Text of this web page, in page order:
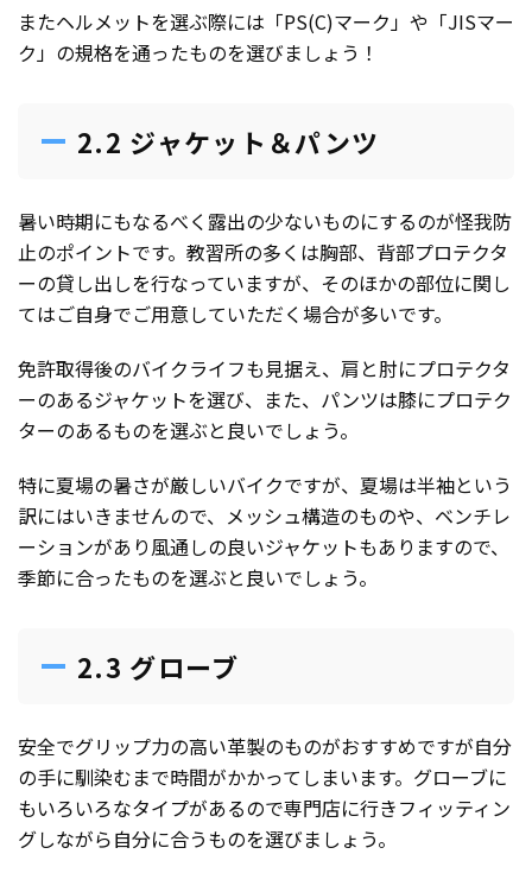
またヘルメットを選ぶ際には「PS(C)マーク」や「JISマー
ク」の規格を通ったものを選びましょう！
2.2 ジャケット＆パンツ
暑い時期にもなるべく露出の少ないものにするのが怪我防
止のポイントです。教習所の多くは胸部、背部プロテクタ
ーの貸し出しを行なっていますが、そのほかの部位に関し
てはご自身でご用意していただく場合が多いです。
免許取得後のバイクライフも見据え、肩と肘にプロテクタ
ーのあるジャケットを選び、また、パンツは膝にプロテク
ターのあるものを選ぶと良いでしょう。
特に夏場の暑さが厳しいバイクですが、夏場は半袖という
訳にはいきませんので、メッシュ構造のものや、ベンチレ
ーションがあり風通しの良いジャケットもありますので、
季節に合ったものを選ぶと良いでしょう。
2.3 グローブ
安全でグリップ力の高い革製のものがおすすめですが自分
の手に馴染むまで時間がかかってしまいます。グローブに
もいろいろなタイプがあるので専門店に行きフィッティン
グしながら自分に合うものを選びましょう。